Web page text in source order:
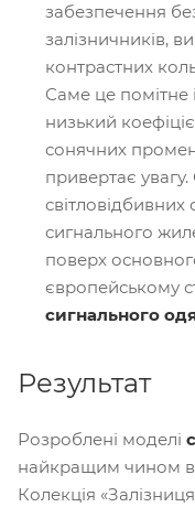
забезпечення
залізничників,
контрастних
Саме це помітне
низький
сонячних
привертає
сигнального
поверх
європейському
сигнального
Результат
Розроблені моделі
найкращим чином
Колекція